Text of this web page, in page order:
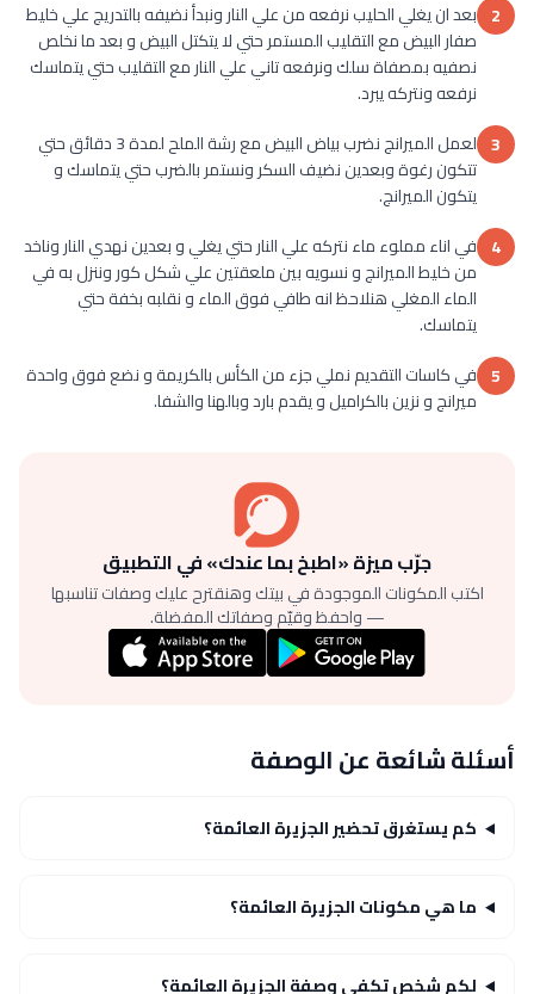
2 بعد ان يغلي الحليب نرفعه من علي النار ونبدأ نضيفه بالتدريج علي خليط
صفار البيض مع التقليب المستمر حتي لا يتكتل البيض و بعد ما نخلص
نصفيه بمصفاة سلك ونرفعه تاني علي النار مع التقليب حتي يتماسك
نرفعه ونتركه يبرد.
3
لعمل الميرانج نضرب بياض البيض مع رشة الملح لمدة 3 دقائق حتي
تتكون رغوة وبعدين نضيف السكر ونستمر بالضرب حتي يتماسك و
يتكون الميرانج.
4 في اناء مملوء ماء نتركه علي النار حتي يغلي و بعدين نهدي النار وناخد
من خليط الميرانج و نسويه بين ملعقتين علي شكل كور وننزل به في
الماء المغلي هنلاحظ انه طافي فوق الماء و نقلبه بخفة حتي
يتماسك.
5 في كاسات التقديم نملي جزء من الكأس بالكريمة و نضع فوق واحدة
ميرانج و نزين بالكراميل و يقدم بارد وبالهنا والشفا.
جرّب ميزة «اطبخ بما عندك» في التطبيق
اكتب المكونات الموجودة في بيتك وهنقترح عليك وصفات تناسبها
— واحفظ وقيّم وصفاتك المفضلة.
أسئلة شائعة عن الوصفة
كم يستغرق تحضير الجزيرة العائمة؟
ما هي مكونات الجزيرة العائمة؟
لكم شخص تكفي وصفة الجزيرة العائمة؟